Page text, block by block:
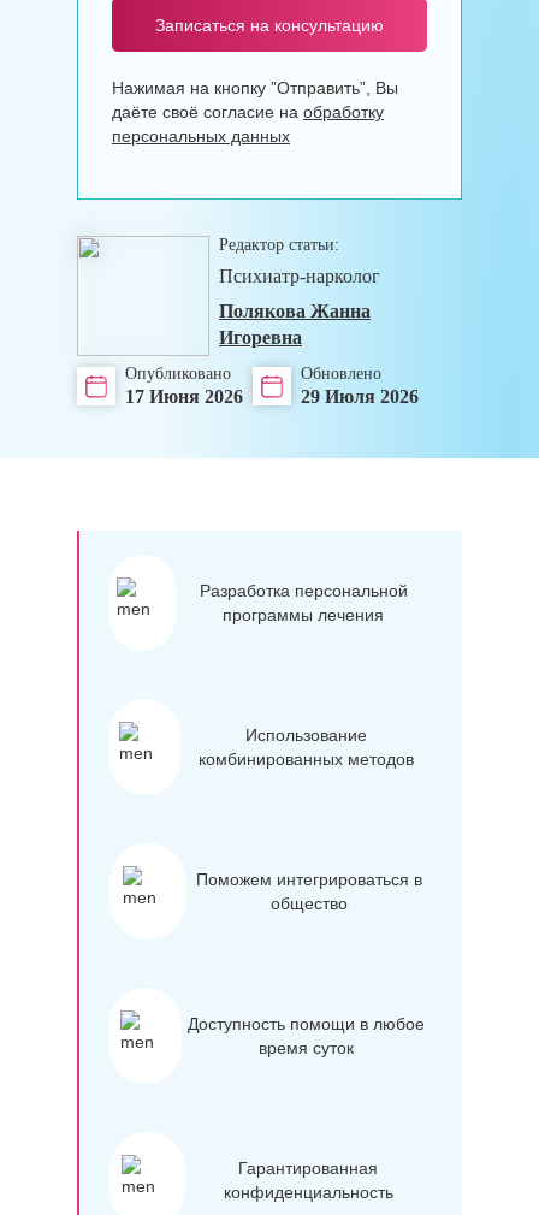
Записаться на консультацию
Нажимая на кнопку ”Отправить”, Вы
даёте своё согласие на обработку
персональных данных
Редактор статьи:
Психиатр-нарколог
Полякова Жанна
Игоревна
Опубликовано
17 Июня 2026
Обновлено
29 Июля 2026
Разработка персональной
программы лечения
Использование
комбинированных методов
Поможем интегрироваться в
общество
Доступность помощи в любое
время суток
Гарантированная
конфиденциальность